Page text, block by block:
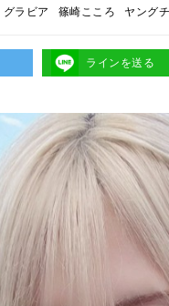
グラビア 篠崎こころ ヤング
ラインを送る